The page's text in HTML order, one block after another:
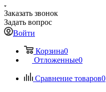
Заказать звонок
Задать вопрос
Войти
Корзина0
Отложенные0
Сравнение товаров0